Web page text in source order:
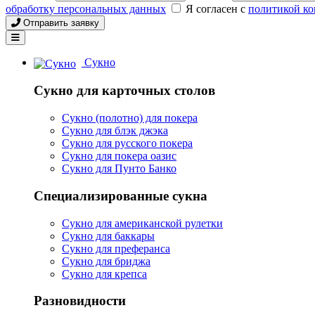
обработку персональных данных
Я согласен с политикой
Отправить заявку
Сукно
Сукно для карточных столов
Сукно (полотно) для покера
Сукно для блэк джэка
Сукно для русского покера
Сукно для покера оазис
Сукно для Пунто Банко
Специализированные сукна
Сукно для американской рулетки
Сукно для баккары
Сукно для преферанса
Сукно для бриджа
Сукно для крепса
Разновидности